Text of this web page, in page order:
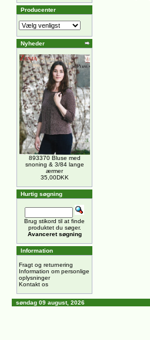
Producenter
Nyheder
893370 Bluse med
snoning & 3/84 lange
ærmer
35,00DKK
Hurtig søgning
Brug stikord til at finde
produktet du søger.
Avanceret søgning
Information
Fragt og returnering
Information om personlige
oplysninger
Kontakt os
søndag 09 august, 2026